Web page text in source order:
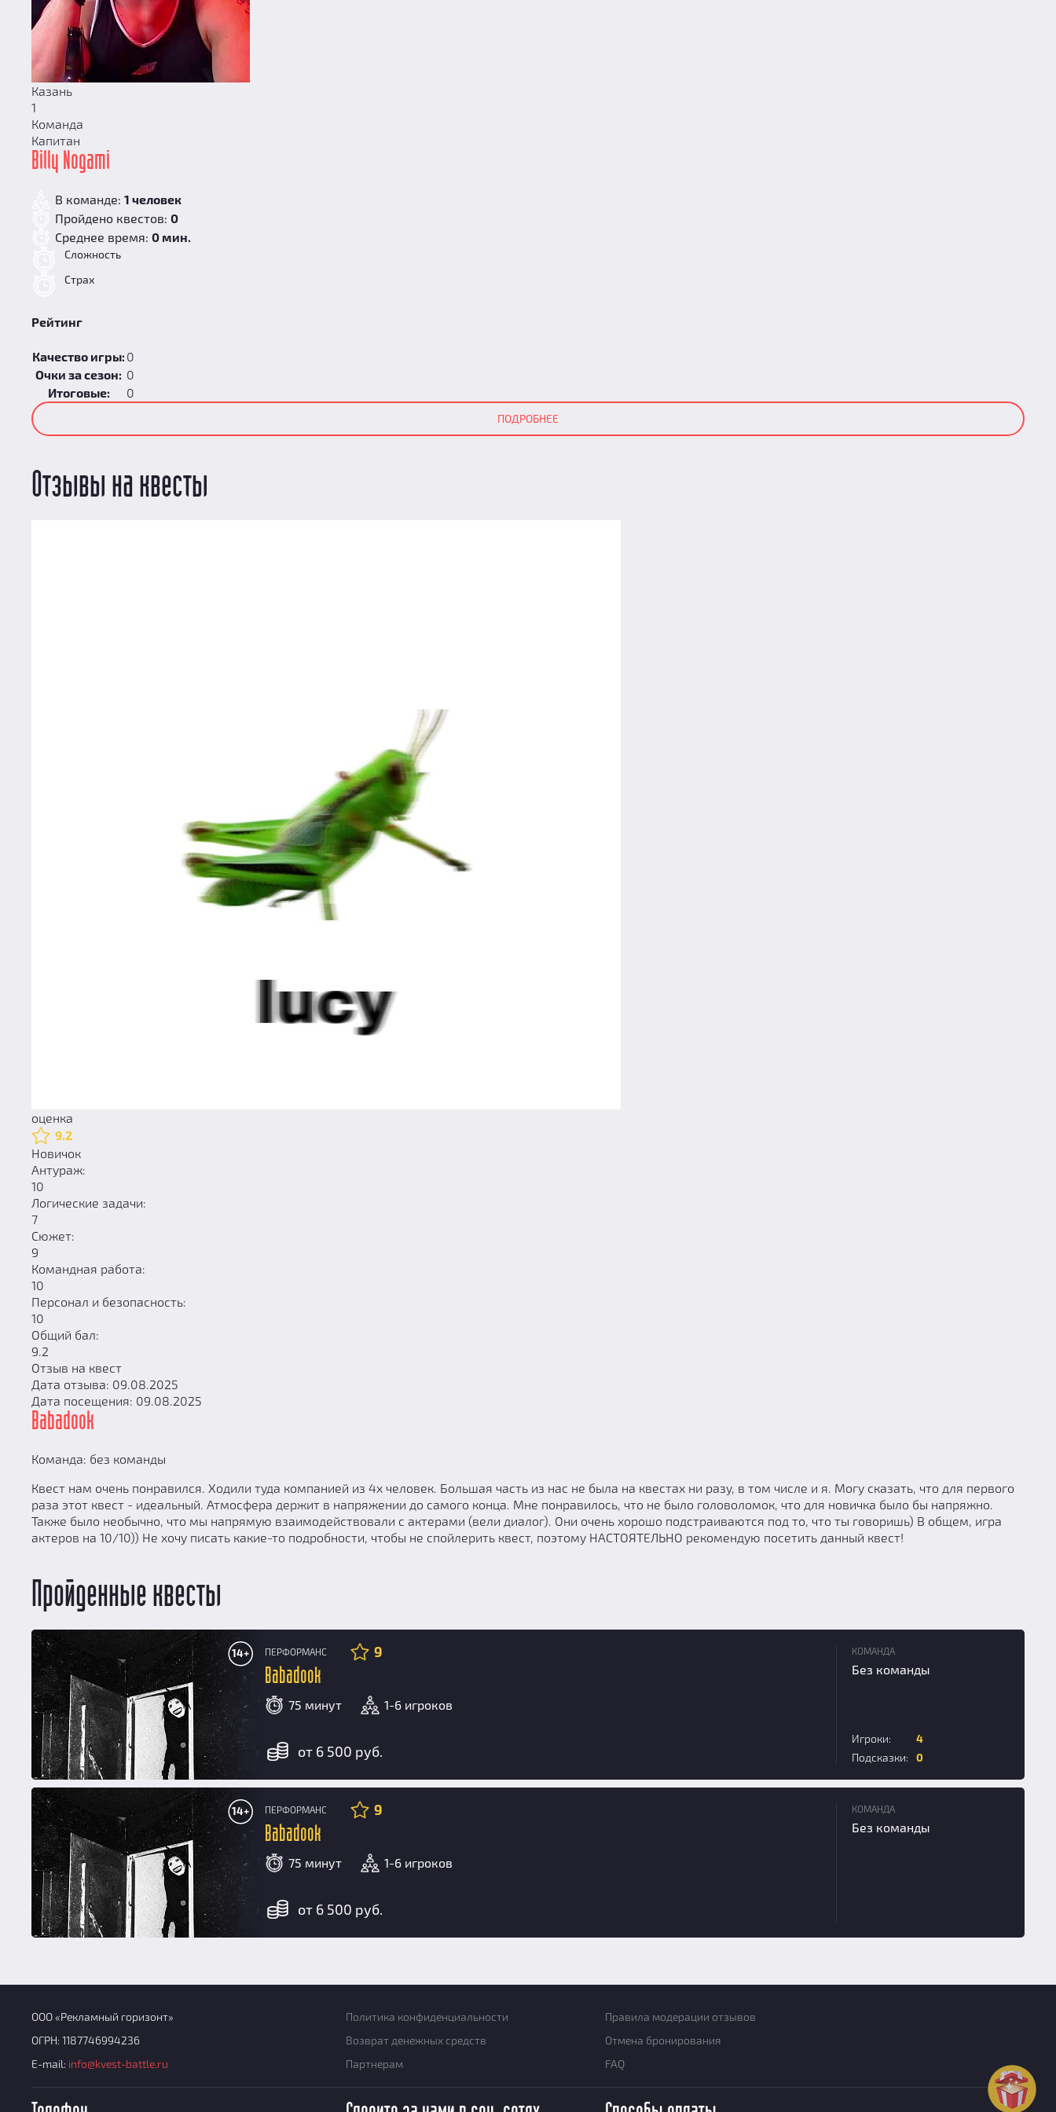
Казань
1
Команда
Капитан
Billy Nogami
В команде: 1 человек
Пройдено квестов: 0
Среднее время: 0 мин.
Сложность
Страх
Рейтинг
Качество игры: 0
Очки за сезон: 0
Итоговые:
0
ПОДРОБНЕЕ
Отзывы на квесты
оценка
9.2
Новичок
Антураж:
10
Логические задачи:
7
Сюжет:
9
Командная работа:
10
Персонал и безопасность:
10
Общий бал:
9.2
Отзыв на квест
Дата отзыва: 09.08.2025
Дата посещения: 09.08.2025
Babadook
Команда: без команды
Квест нам очень понравился. Ходили туда компанией из 4х человек. Большая часть из нас не была на квестах ни разу, в том числе и я. Могу сказать, что для первого
раза этот квест - идеальный. Атмосфера держит в напряжении до самого конца. Мне понравилось, что не было головоломок, что для новичка было бы напряжно.
Также было необычно, что мы напрямую взаимодействовали с актерами (вели диалог). Они очень хорошо подстраиваются под то, что ты говоришь) В общем, игра
актеров на 10/10)) Не хочу писать какие-то подробности, чтобы не спойлерить квест, поэтому НАСТОЯТЕЛЬНО рекомендую посетить данный квест!
Пройденные квесты
14+ ПЕРФОРМАНС 9
Babadook
75 минут 1-6 игроков
от 6 500 руб.
КОМАНДА
Без команды
Игроки:
4
Подсказки:
0
14+ ПЕРФОРМАНС 9
Babadook
75 минут 1-6 игроков
от 6 500 руб.
КОМАНДА
Без команды
ООО «Рекламный горизонт»
ОГРН: 1187746994236
E-mail: info@kvest-battle.ru
Политика конфиденциальности
Правила модерации отзывов
Возврат денежных средств
Отмена бронирования
Партнерам
FAQ